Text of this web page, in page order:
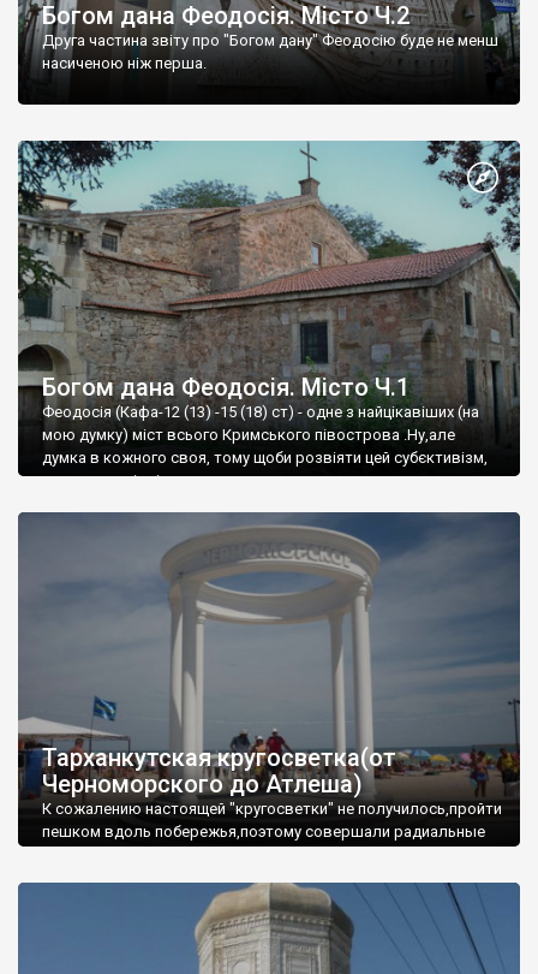
Богом дана Феодосія. Місто Ч.2
Друга частина звіту про "Богом дану" Феодосію буде не менш
насиченою ніж перша.
Богом дана Феодосія. Місто Ч.1
Феодосія (Кафа-12 (13) -15 (18) ст) - одне з найцікавіших (на
мою думку) міст всього Кримського півострова .Ну,але
думка в кожного своя, тому щоби розвіяти цей субєктивізм,
запрошую відвідати це
Тарханкутская кругосветка(от
Черноморского до Атлеша)
К сожалению настоящей "кругосветки" не получилось,пройти
пешком вдоль побережья,поэтому совершали радиальные